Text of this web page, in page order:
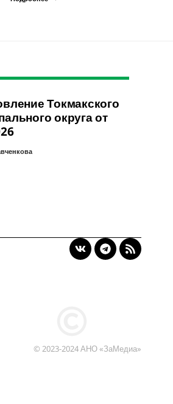
Токмакского
округа от
© 2023-2024 АНО «ЗаМедиа»